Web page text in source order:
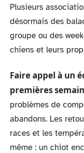
Plusieurs
désormais des
groupe ou des
chiens et leurs
Faire appel à un
premières
problèmes de
abandons. Les
races et les
même : un chiot